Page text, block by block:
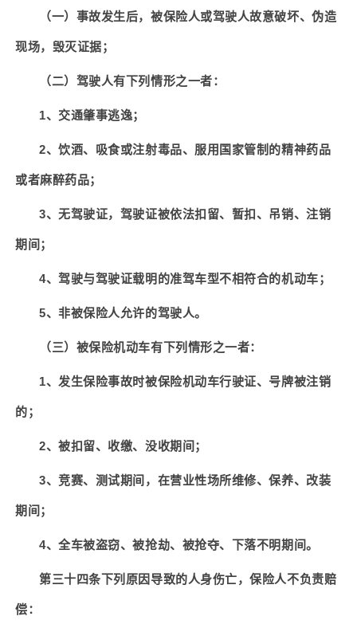
（一）事故发生后，被保险人或驾驶人故意破坏、伪造
现场，毁灭证据；
（二）驾驶人有下列情形之一者：
1、 交通肇事逃逸；
2、饮酒、吸食或注射毒品、服用国家管制的精神药品
或者麻醉药品；
3、无驾驶证，驾驶证被依法扣留、暂扣、吊销、注销
期间；
4、驾驶与驾驶证载明的准驾车型不相符合的机动车；
5、非被保险人允许的驾驶人。
（三）被保险机动车有下列情形之一者：
1、发生保险事故时被保险机动车行驶证、号牌被注销
的；
2、被扣留、收缴、没收期间；
3、竞赛、测试期间，在营业性场所维修、保养、改装
期间；
4、全车被盗窃、被抢劫、被抢夺、下落不明期间。
第三十四条下列原因导致的人身伤亡，保险人不负责赔
偿：